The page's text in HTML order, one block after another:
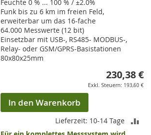
Feuchte 0 % ... 100 % / ±2.0%
Funk bis zu 6 km im freien Feld,
erweiterbar um das 16-fache
64.000 Messwerte (12 bit)
Einsetzbar mit USB-, RS485- MODBUS-,
Relay- oder GSM/GPRS-Basistationen
80x80x25mm
230,38 €
193,60 €
In den Warenkorb
Lieferzeit: 10-14 Tage